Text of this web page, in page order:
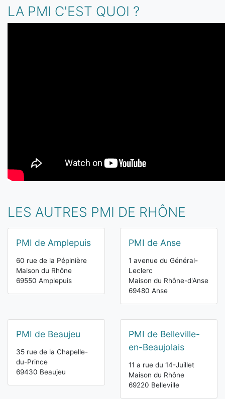
LA PMI C'EST QUOI ?
LES AUTRES PMI DE RHÔNE
PMI de Amplepuis
60 rue de la Pépinière
Maison du Rhône
69550 Amplepuis
PMI de Anse
1 avenue du Général-
Leclerc
Maison du Rhône-d'Anse
69480 Anse
PMI de Beaujeu
35 rue de la Chapelle-
du-Prince
69430 Beaujeu
PMI de Belleville-
en-Beaujolais
11 a rue du 14-Juillet
Maison du Rhône
69220 Belleville